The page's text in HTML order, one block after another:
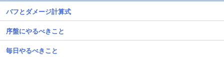
バフとダメージ計算式
序盤にやるべきこと
毎日やるべきこと